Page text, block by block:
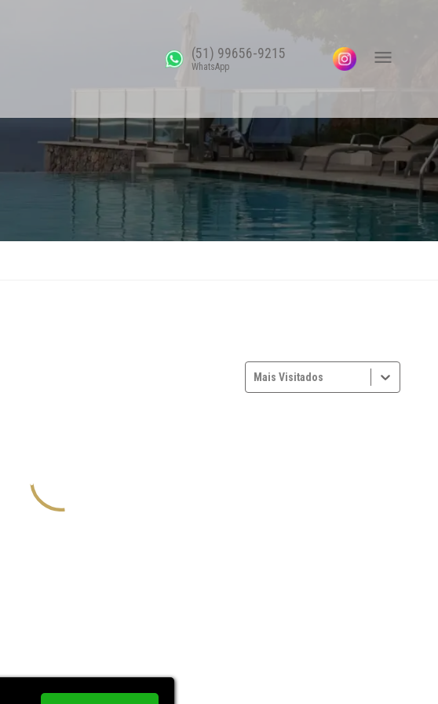
(51) 99656-9215
WhatsApp
Mais Visitados